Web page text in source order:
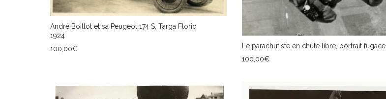
André Boillot et sa Peugeot 174 S, Targa Florio
1924
100,00€
Le parachutiste en chute libre, portrait fugace
100,00€